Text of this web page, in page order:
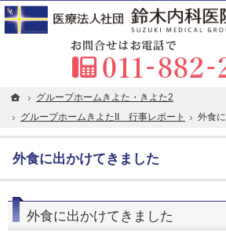
ホーム
グループホームきよた・きよた2
グループホームきよたII 行事レポート
外食
外食に出かけてきました
胃カメラ・内視鏡検査・超音波検査の専門医が在籍。札
札幌市清田区の内科・クリニックなら在宅往診・訪問看
外食に出かけてきました
ホーム
グループホームきよた・きよた2
グループホームきよたII 行事レポート
外食